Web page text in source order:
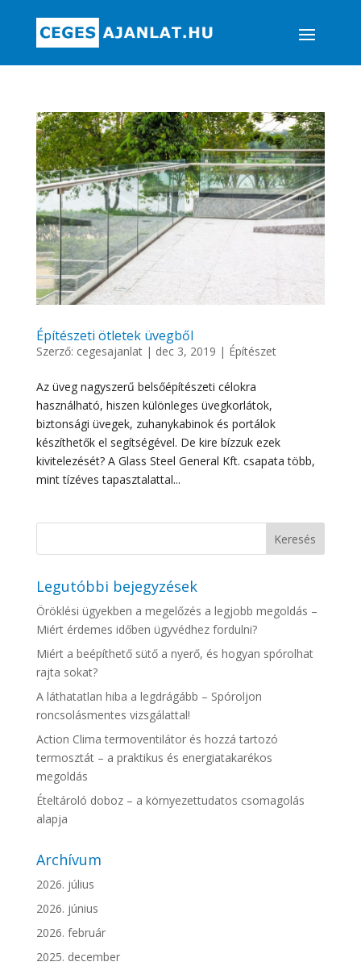
Építészeti ötletek üvegből
Szerző: cegesajanlat| dec 3, 2019 | Építészet
Az üveg nagyszerű belsőépítészeti célokra
használható, hiszen különleges üvegkorlátok,
biztonsági üvegek, zuhanykabinok és portálok
készíthetők el segítségével. De kire bízzuk ezek
kivitelezését? A Glass Steel General Kft. csapata több,
mint tízéves tapasztalattal...
Legutóbbi bejegyzések
Öröklési ügyekben a megelőzés a legjobb megoldás –
Miért érdemes időben ügyvédhez fordulni?
Miért a beépíthető sütő a nyerő, és hogyan spórolhat
rajta sokat?
A láthatatlan hiba a legdrágább – Spóroljon
roncsolásmentes vizsgálattal!
Action Clima termoventilátor és hozzá tartozó
termosztát – a praktikus és energiatakarékos
megoldás
Ételtároló doboz – a környezettudatos csomagolás
alapja
Archívum
2026. július
2026. június
2026. február
2025. december